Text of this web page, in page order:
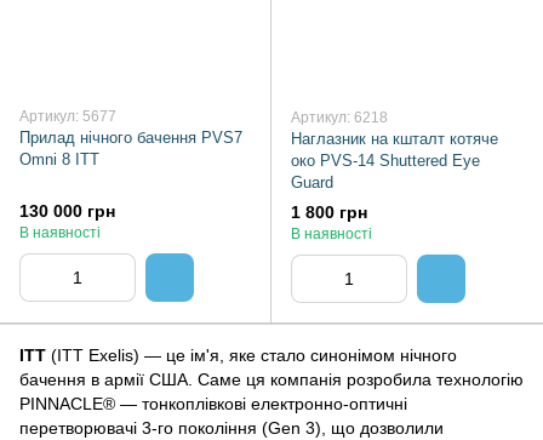
Артикул: 5677
Прилад нічного бачення PVS7
Omni 8 ITT
130 000 грн
В наявності
Артикул: 6218
Наглазник на кшталт котяче
око PVS-14 Shuttered Eye
Guard
1 800 грн
В наявності
ITT (ITT Exelis) — це ім'я, яке стало синонімом нічного
бачення в армії США. Саме ця компанія розробила технологію
PINNACLE® — тонкоплівкові електронно-оптичні
перетворювачі 3-го покоління (Gen 3), що дозволили